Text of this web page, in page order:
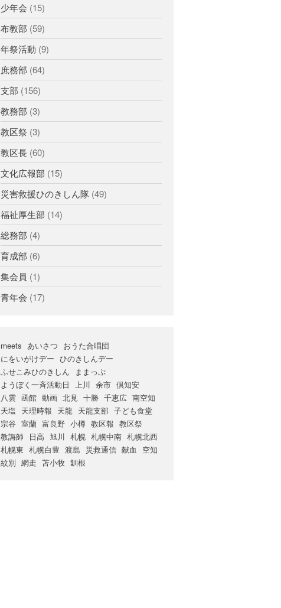
災救通信
紋別
少年会 (15)
布教部 (59)
年祭活動 (9)
庶務部 (64)
支部 (156)
教務部 (3)
教区祭 (3)
教区長(60)
文化広報部 (15)
災害救援ひのきしん隊(49)
福祉厚生部 (14)
総務部 (4)
育成部 (6)
集会員 (1)
青年会 (17)
meets あいさつ おうた合唱団
にをいがけデー ひのきしんデー
ふせこみひのきしん
ままっぷ
ようぼく一斉活動日
上川 余市 倶知安
八雲 函館 動画 北見 十勝 千恵広 南空知
天塩 天理時報 天龍 天龍支部 子ども食堂
宗谷 室蘭 富良野 小樽 教区報 教区祭
教誨師
日高 旭川 札幌 札幌中南 札幌北西
札幌東 札幌白豊 渡島 災救通信 献血
空知
紋別 網走 苫小牧 釧根